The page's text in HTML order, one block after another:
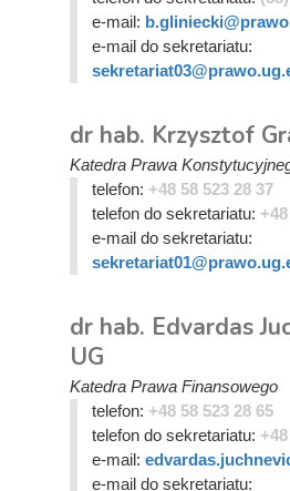
e-mail:
e-mail do sekretariatu:
dr hab. Krzysztof
Katedra Prawa
telefon: +48 58 523 28 37
telefon do sekretariatu:
e-mail do sekretariatu:
dr hab. Edvardas
UG
Katedra Prawa Finansowego
telefon: +48 58 523 28 65
telefon do sekretariatu:
e-mail:
e-mail do sekretariatu: